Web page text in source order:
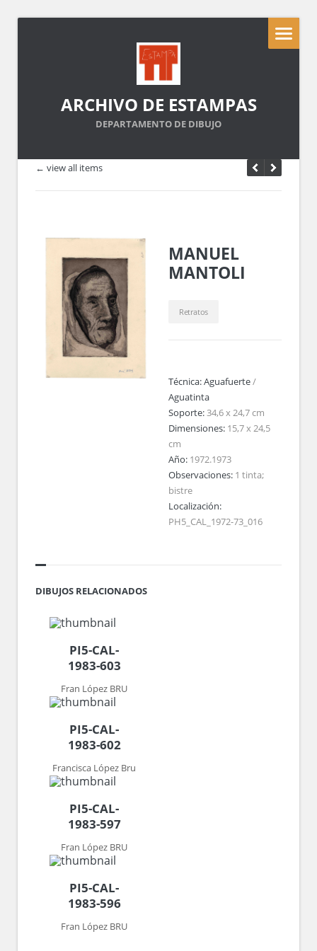
ARCHIVO DE ESTAMPAS
DEPARTAMENTO DE DIBUJO
← view all items
MANUEL
MANTOLI
Retratos
Técnica:Aguafuerte/
Aguatinta
Soporte:34,6 x 24,7 cm
Dimensiones: 15,7 x 24,5
cm
Año: 1972.1973
Observaciones: 1 tinta;
bistre
Localización:
PH5_CAL_1972-73_016
DIBUJOS RELACIONADOS
PI5-CAL-
1983-603
Fran López BRU
PI5-CAL-
1983-602
Francisca López Bru
PI5-CAL-
1983-597
Fran López BRU
PI5-CAL-
1983-596
Fran López BRU